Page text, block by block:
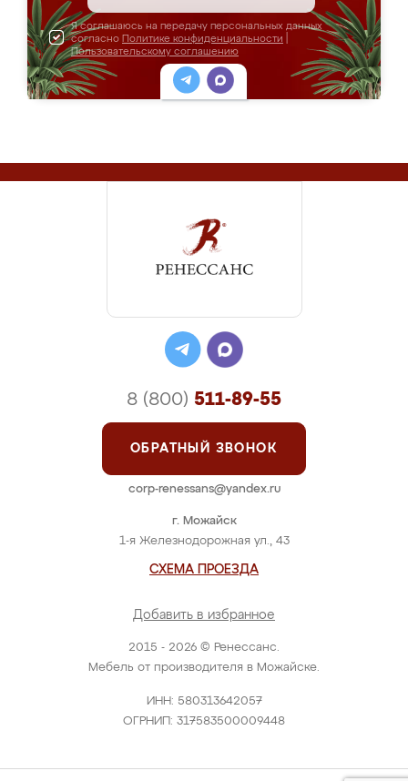
Я соглашаюсь на передачу персональных данных
согласно Политике конфиденциальности
Пользовательскому соглашению
2015 - 2026 © Ренессанс.
Мебель от производителя в Можайске.
ИНН: 580313642057
ОГРНИП: 317583500009448
г. Можайск
1-я Железнодорожная ул., 43
СХЕМА ПРОЕЗДА
Добавить в избранное
8 (800) 511-89-55
ОБРАТНЫЙ ЗВОНОК
corp-renessans@yandex.ru